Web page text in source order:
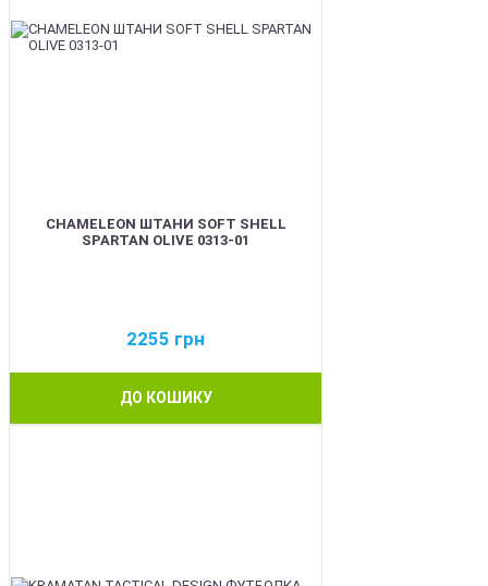
CHAMELEON ШТАНИ SOFT SHELL
SPARTAN OLIVE 0313-01
2255 грн
ДО КОШИКУ